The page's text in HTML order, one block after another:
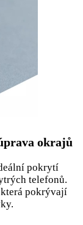
okrajů
pokrytí
telefonů.
pokrývají